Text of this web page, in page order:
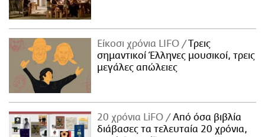
Είκοσι χρόνια LIFO
Tρεις
σημαντικοί Έλληνες μουσικοί, τρεις
μεγάλες απώλειες
20 χρόνια LiFO
Από όσα βιβλία
διάβασες τα τελευταία 20 χρόνια,